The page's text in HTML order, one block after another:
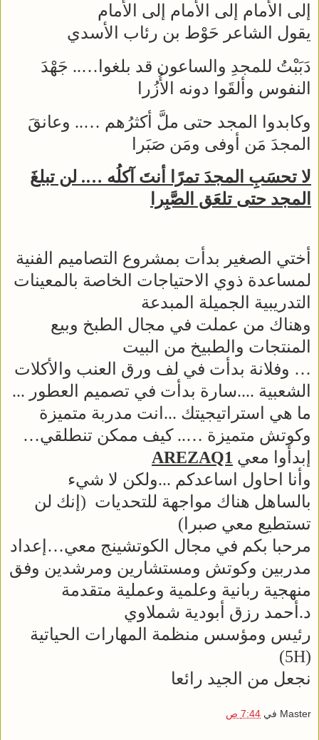
إلى الأمام إلى الأمام إلى الأمام
يقول الشاعر حَوْط بن رئاب الأسدي
دَبَبْتُ للمجدِ والساعون قد بلغوا….. جَهْدَ
النفوس وألقَوا دونه الأُزُرا
وكابدوا المجد حتى ملَّ أكثرُهم ….. وعانقَ
المجدَ مَن أوفى ومَن صَبَرا
لا تحسَبِ المجدَ تمرًا أنتَ آكلُه …. لن تبلغَ
المجد حتى تلعَق الصَّبِرا
أختي الصغير بدأت بمشروع التصاميم الفنية
لمساعدة ذوي الاحتياجات الخاصة بالمعينات
التدريبية الجميلة المبدعة
وهناك من عملت في مجال الطبخ وبيع
المنتجات والطبيخ من البيت
… وفلانة بدأت في لف ورق العنب والأكلات
الشعبية ....سارة بدأت في تصميم العطور ...
ما هي استراتيجيتك ...انت مدربة متميزة
وكوتش متميزة ….. كيف ممكن تنطلقي…
إبدأوا معي AREZAQ1
وأنا احاول اساعدكم ...ولكن لا شيء
بالساهل هناك مواجهة للتحديات (إنك لن
تستطيع معي صبرا)
مرحبا بكم في مجال الكوتشينج معي…إعداد
مدربين وكوتش ومستشارين ومرشدين وفق
منهجية ربانية وعلمية وعملية متقدمة
د.أحمد رزق أبودية شملاوي
رئيس ومؤسس منظمة المهارات الحياتية
(5H)
نجعل من الجيد رائعا
Master في 7:44 ص